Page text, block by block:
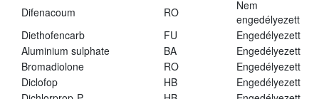
Difenacoum
RO
Nem
engedélyezett
Diethofencarb
FU
Engedélyezett
Aluminium sulphate
BA
Engedélyezett
Bromadiolone
RO
Engedélyezett
Diclofop
HB
Engedélyezett